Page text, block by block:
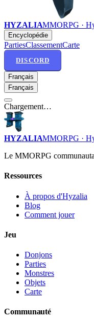
HYZALIAMMORPG ·
Encyclopédie
PartiesClassementCarte
DISCORD
Français
Français
Chargement…
HYZALIAMMORPG ·
Le MMORPG
Ressources
À propos d'Hyzalia
Blog
Comment jouer
Jeu
Donjons
Parties
Monstres
Objets
Carte
Communauté